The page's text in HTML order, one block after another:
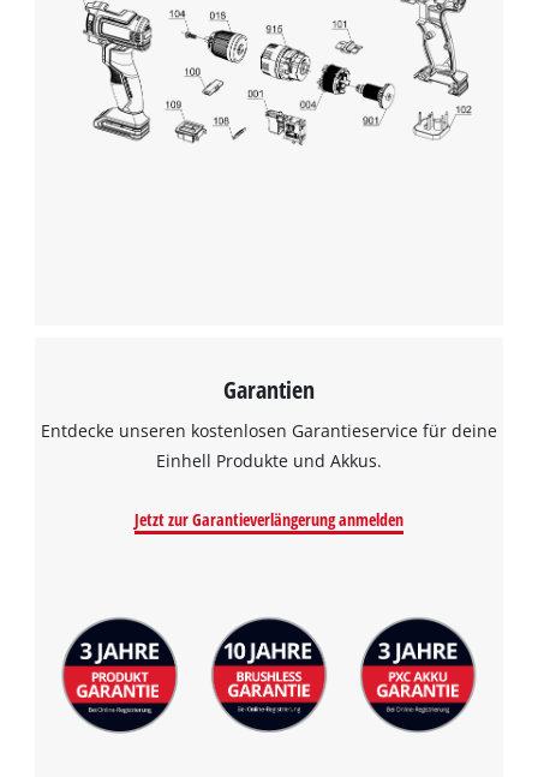
Garantien
Entdecke unseren kostenlosen Garantieservice für deine
Einhell Produkte und Akkus.
Jetzt zur Garantieverlängerung anmelden